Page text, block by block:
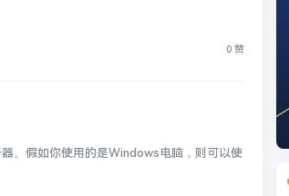
0 赞
。假如你使用的是Windows电脑，则可以使